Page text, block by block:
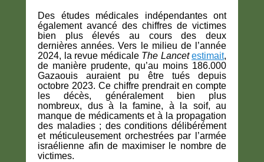
Des études médicales indépendantes ont
également avancé des chiffres de victimes
bien plus élevés au cours des deux
dernières années. Vers le milieu de l’année
2024, la revue médicale The Lancet estimait,
de manière prudente, qu’au moins 186.000
Gazaouis auraient pu être tués depuis
octobre 2023. Ce chiffre prendrait en compte
les décès, généralement bien plus
nombreux, dus à la famine, à la soif, au
manque de médicaments et à la propagation
des maladies ; des conditions délibérément
et méticuleusement orchestrées par l’armée
israélienne afin de maximiser le nombre de
victimes.